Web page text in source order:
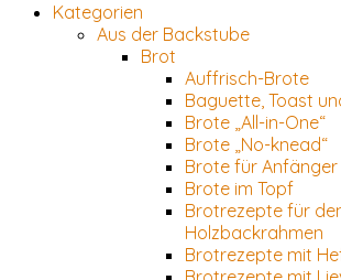
Kategorien
Aus der Backstube
Brot
Auffrisch-Brote
Baguette, Toast
Brote „All-in-One“
Brote „No-knead“
Brote für Anfänger
Brote im Topf
Brotrezepte für
Holzbackrahmen
Brotrezepte mit